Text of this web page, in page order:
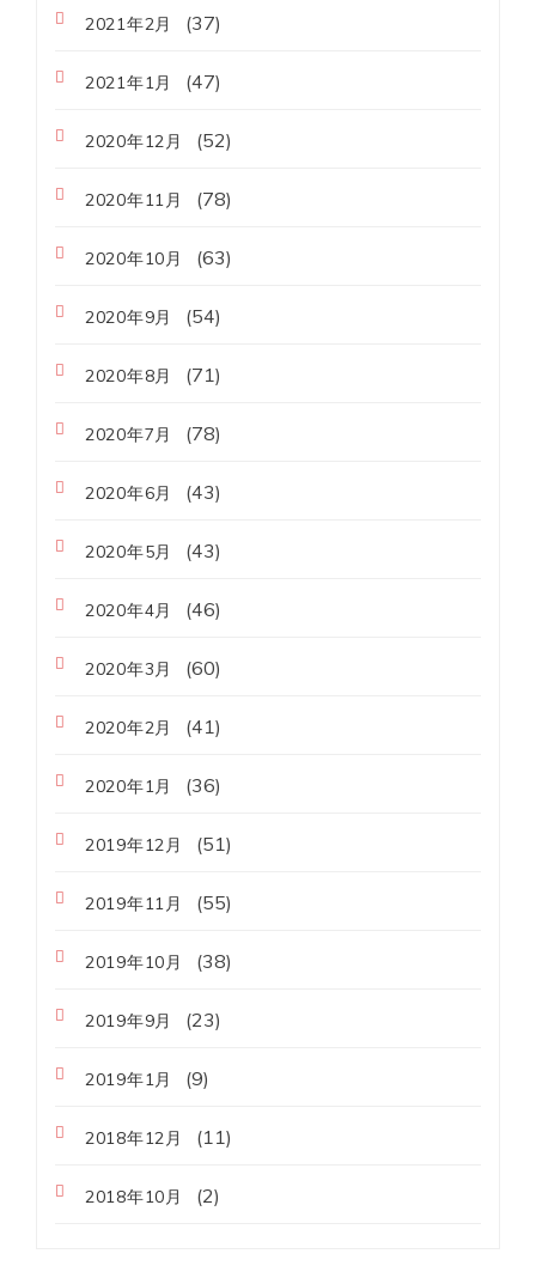
2021年2月 (37)
2021年1月 (47)
2020年12月 (52)
2020年11月 (78)
2020年10月 (63)
2020年9月 (54)
2020年8月 (71)
2020年7月 (78)
2020年6月 (43)
2020年5月 (43)
2020年4月 (46)
2020年3月 (60)
2020年2月 (41)
2020年1月 (36)
2019年12月 (51)
2019年11月 (55)
2019年10月 (38)
2019年9月 (23)
2019年1月 (9)
2018年12月 (11)
2018年10月 (2)